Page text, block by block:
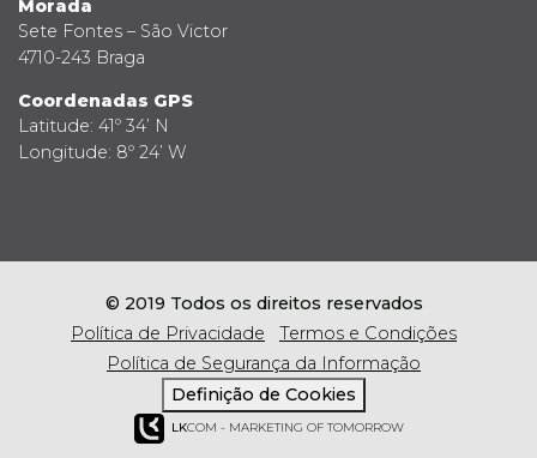
Morada
Sete Fontes – São Victor
4710-243 Braga
Coordenadas GPS
Latitude: 41º 34’ N
Longitude: 8º 24’ W
© 2019 Todos os direitos reservados
Política de Privacidade
Termos e Condições
Política de Segurança da Informação
Definição de Cookies
LKCOM - MARKETING OF TOMORROW